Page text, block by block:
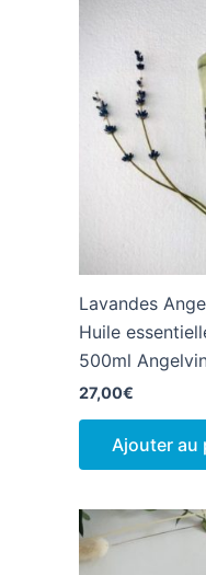
Lavandes
Huile
500ml
27,00€
Ajouter au